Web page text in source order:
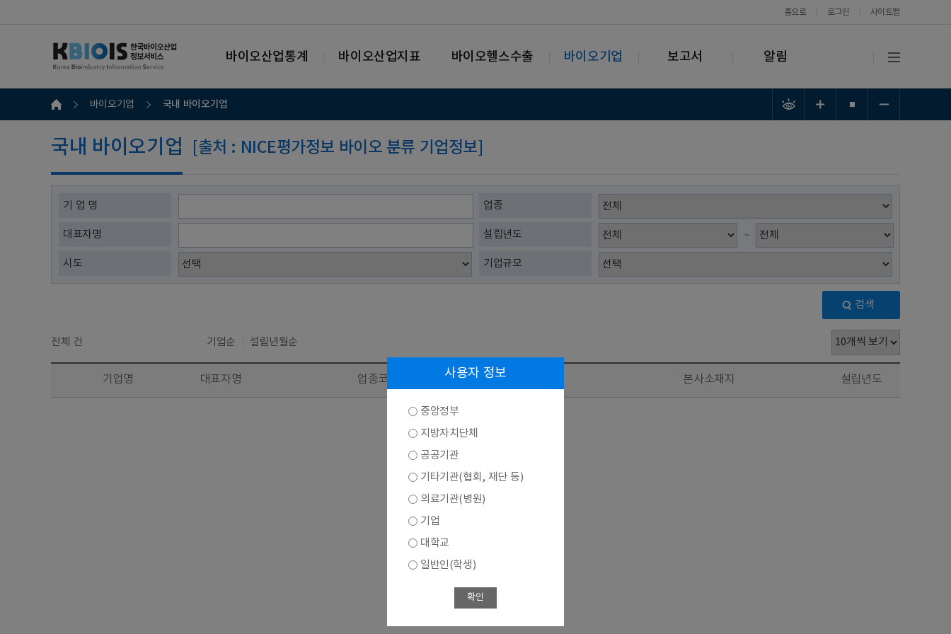
홈으로 로그인 사이트맵
바이오산업통계 바이오산업지표 바이오헬스수출 바이오기업 보고서 알림
바이오기업 국내 바이오기업
국내 바이오기업 [출처 : NICE평가정보 바이오 분류 기업정보]
기 업 명 업종
대표자명 설립년도 ~
시도 기업규모
검색
전체 건 기업순 설립년월순
기업명 대표자명 업종코드 및 업종(KSIC 11차) 본사소재지 설립년도
사용자 정보
중앙정부
지방자치단체
공공기관
기타기관(협회, 재단 등)
의료기관(병원)
기업
대학교
일반인(학생)
확인